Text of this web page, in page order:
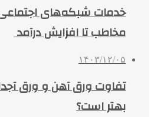
مخاطب تا افزایش درآمد
۱۴۰۳/۱۲/۰۵
تفاوت ورق آهن و ورق
بهتر است؟